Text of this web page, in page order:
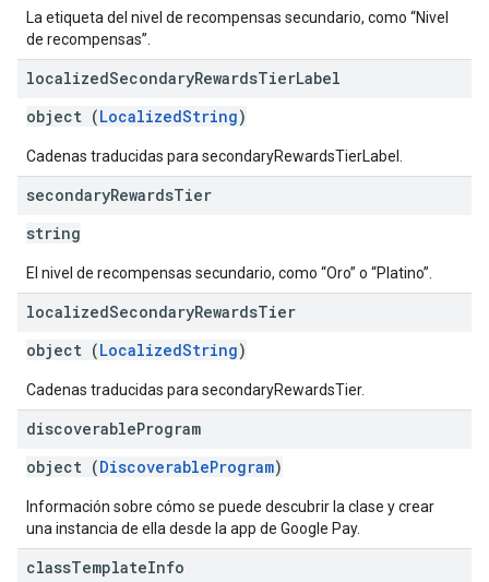
La etiqueta del nivel de recompensas secundario, como “Nivel
de recompensas”.
localizedSecondaryRewardsTierLabel
object (LocalizedString)
Cadenas traducidas para secondaryRewardsTierLabel.
secondaryRewardsTier
string
El nivel de recompensas secundario, como “Oro” o “Platino”.
localizedSecondaryRewardsTier
object (LocalizedString)
Cadenas traducidas para secondaryRewardsTier.
discoverableProgram
object (DiscoverableProgram)
Información sobre cómo se puede descubrir la clase y crear
una instancia de ella desde la app de Google Pay.
classTemplateInfo